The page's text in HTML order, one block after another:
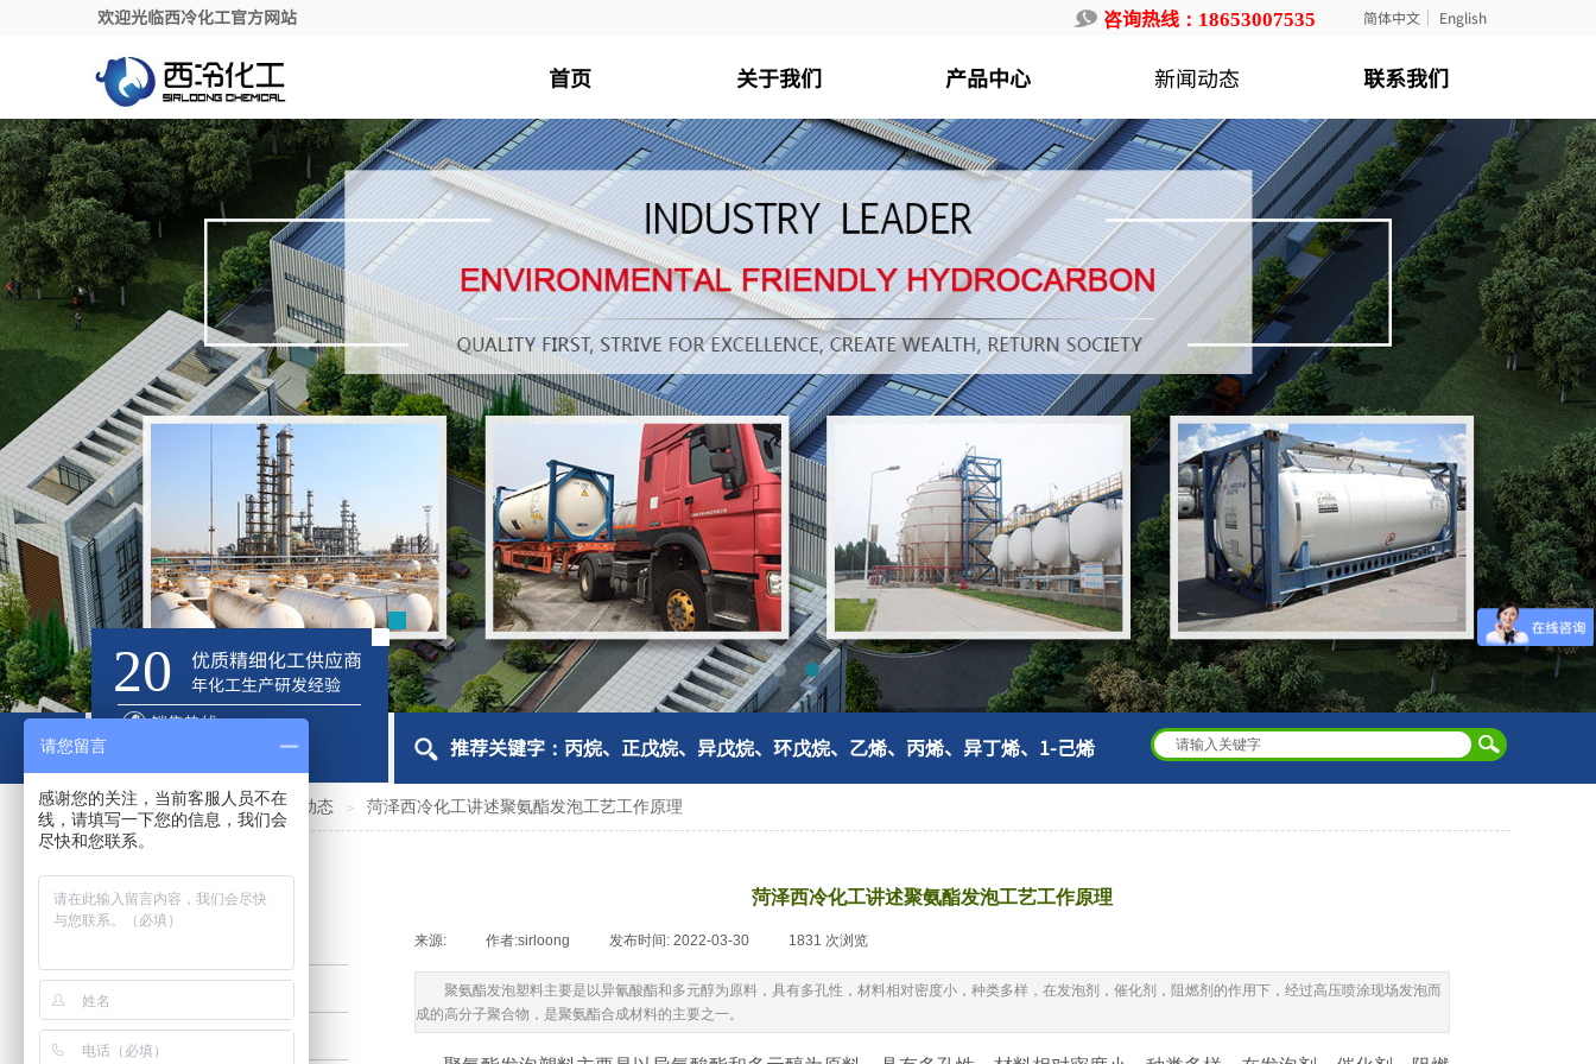
首页 关于我们 产品中心 新闻动态 联系我们
欢迎光临西冷化工官方网站 咨询热线： 18653007535 简体中文 English
20 年化工生产研发经验
优质精细化工供应商
销售热线
18053092864 推荐关键字： 丙烷、正戊烷、异戊烷、环戊烷、乙烯、丙烯、异丁烯、1-己烯
首页 ＞ 新闻动态 ＞ 行业动态 ＞ 菏泽西冷化工讲述聚氨酯发泡工艺工作原理
菏泽西冷化工讲述聚氨酯发泡工艺工作原理
来源: 作者:sirloong 发布时间: 2022-03-30 1831 次浏览
聚氨酯发泡塑料主要是以异氰酸酯和多元醇为原料，具有多孔性，材料相对密度小，种类多样，在发泡剂，催化剂，阻燃剂的作用下，经过高压喷涂现场发泡而
成的高分子聚合物，是聚氨酯合成材料的主要之一。
新闻分类
媒体报道
请您留言
感谢您的关注，当前客服人员不在
线，请填写一下您的信息，我们会
尽快和您联系。